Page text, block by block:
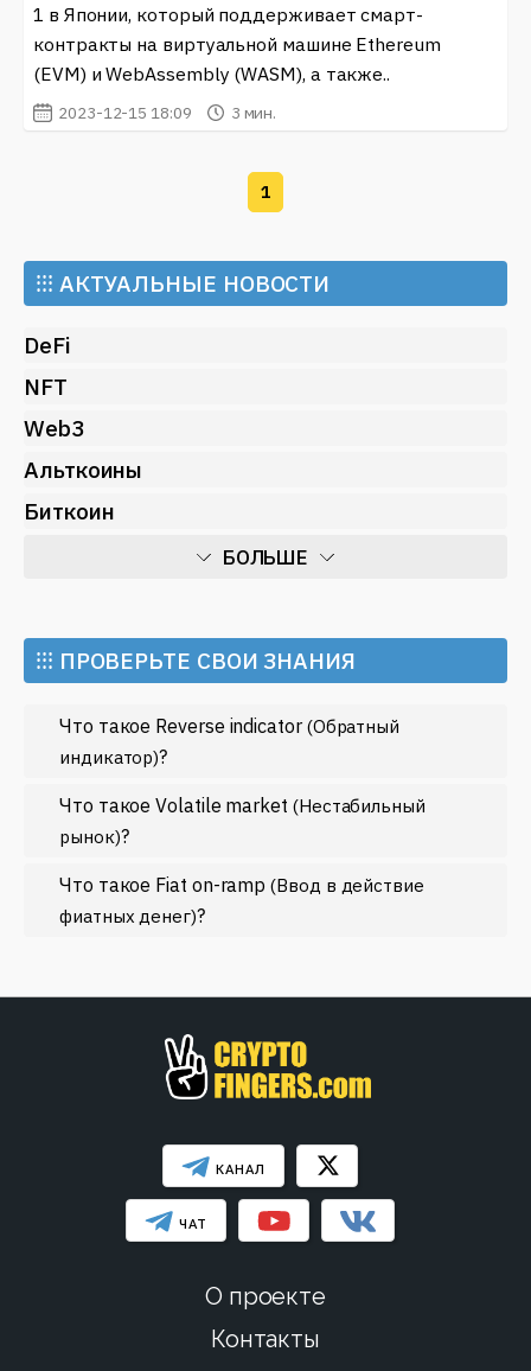
1 в Японии, который поддерживает смарт-
контракты на виртуальной машине Ethereum
(EVM) и WebAssembly (WASM), а также..
2023-12-15 18:09 3 мин.
1
⁝⁝⁝ АКТУАЛЬНЫЕ НОВОСТИ
DeFi
NFT
Web3
Альткоины
Биткоин
БОЛЬШЕ
Майнинг
Метавселенные
Регулирование
Рынок и события
Экономика
Эфириум
МЕНЬШЕ
⁝⁝⁝ ПРОВЕРЬТЕ СВОИ ЗНАНИЯ
Что такое Reverse indicator (Обратный
индикатор)?
Что такое Volatile market (Нестабильный
рынок)?
Что такое Fiat on-ramp(Ввод в действие
фиатных денег)?
КАНАЛ
ЧАТ
О проекте
Контакты